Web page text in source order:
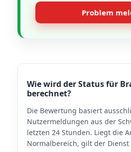
Problem
Wie wird der Status für
berechnet?
Die Bewertung basiert
Nutzermeldungen aus der
letzten 24 Stunden. Liegt die
Normalbereich, gilt der Dienst